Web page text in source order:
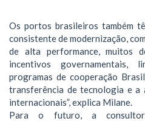
Os portos brasileiros também
consistente de modernização,
de alta performance, muitos
incentivos governamentais,
programas de cooperação
transferência de tecnologia e a
internacionais”, explica Milane.
Para o futuro, a